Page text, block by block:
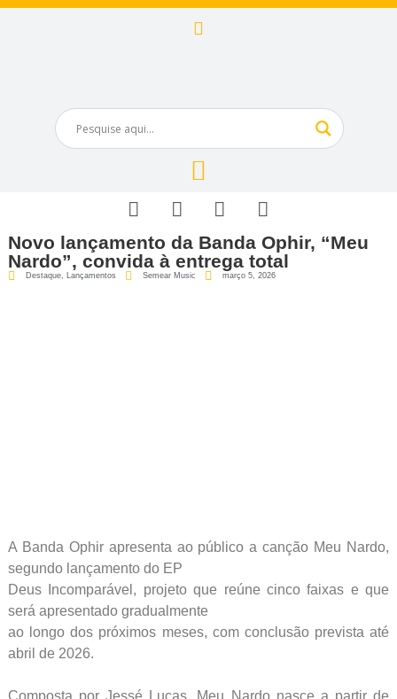
Novo lançamento da Banda Ophir, “Meu
Nardo”, convida à entrega total
Destaque, Lançamentos Semear Music março 5, 2026
A Banda Ophir apresenta ao público a canção Meu Nardo,
segundo lançamento do EP
Deus Incomparável, projeto que reúne cinco faixas e que
será apresentado gradualmente
ao longo dos próximos meses, com conclusão prevista até
abril de 2026.
Composta por Jessé Lucas, Meu Nardo nasce a partir de